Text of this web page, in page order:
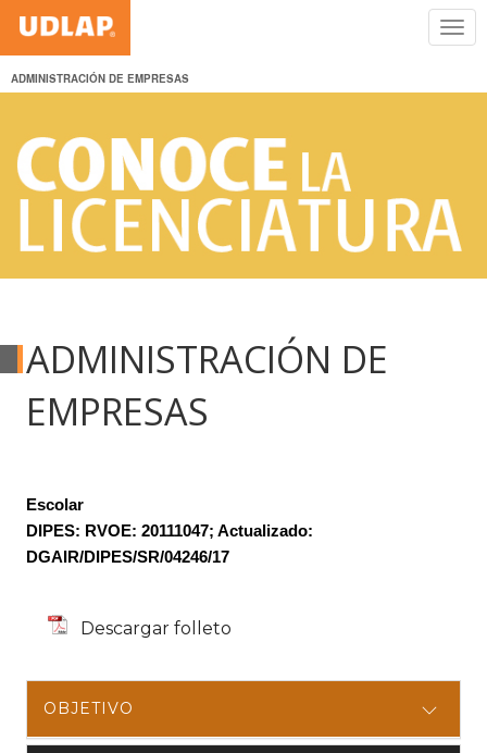
ADMINISTRACIÓN DE EMPRESAS
ADMINISTRACIÓN DE
EMPRESAS
Escolar
DIPES: RVOE: 20111047; Actualizado:
DGAIR/DIPES/SR/04246/17
Descargar folleto
OBJETIVO